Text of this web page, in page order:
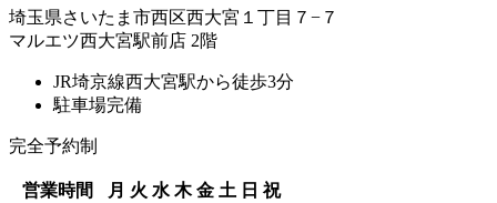
埼玉県さいたま市西区西大宮１丁目７−７
マルエツ西大宮駅前店 2階
JR埼京線西大宮駅から徒歩3分
駐車場完備
完全予約制
営業時間 月 火 水 木 金 土 日 祝